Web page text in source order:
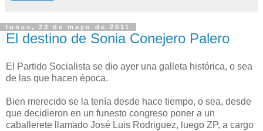
lunes, 23 de mayo de 2011
El destino de Sonia Conejero Palero
El Partido Socialista se dio ayer una galleta histórica, o sea
de las que hacen época.
Bien merecido se la tenía desde hace tiempo, o sea, desde
que decidieron en un funesto congreso poner a un
caballerete llamado José Luis Rodriguez, luego ZP, a cargo